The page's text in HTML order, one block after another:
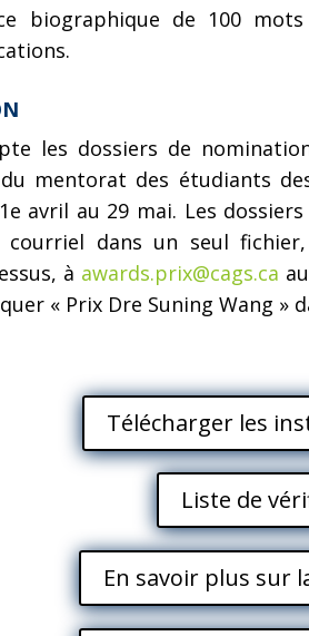
biographique de 100
les dossiers de
du mentorat des étudiants
avril au 29 mai. Les
courriel dans un seul
à awards.prix@cags.ca
« Prix Dre Suning Wang »
Télécharger les
Liste de
En savoir plus sur